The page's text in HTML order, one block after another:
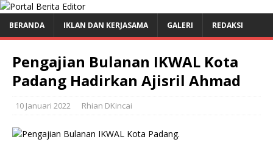
BERANDA IKLAN DAN KERJASAMA GALERI REDAKSI
Pengajian Bulanan IKWAL Kota
Padang Hadirkan Ajisril Ahmad
10 Januari 2022 Rhian DKincai